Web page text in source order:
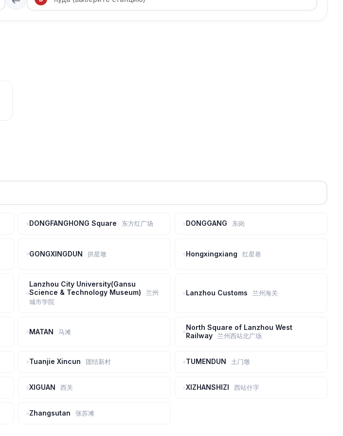
DONGFANGHONG Square 东方红广场 DONGGANG 东岗
GONGXINGDUN 拱星墩 Hongxingxiang 红星巷
Lanzhou City University(Gansu
Science & Technology Museum)
兰州
城市学院
Lanzhou Customs 兰州海关
MATAN 马滩
North Square of Lanzhou West
Railway
兰州西站北广场
Tuanjie Xincun 团结新村 TUMENDUN 土门墩
XIGUAN 西关 XIZHANSHIZI 西站什字
Zhangsutan 张苏滩